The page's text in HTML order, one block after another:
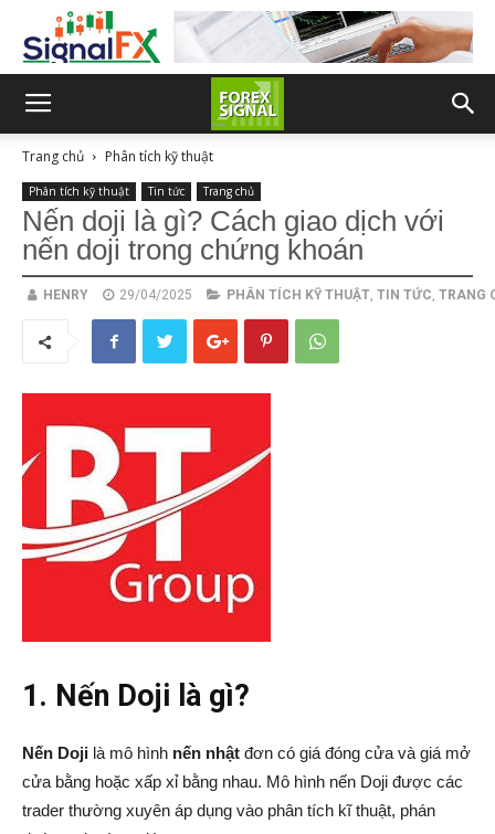
Trang chủ Phân tích kỹ thuật
Phân tích kỹ thuật Tin tức Trang chủ
Nến doji là gì? Cách giao dịch với
nến doji trong chứng khoán
HENRY 29/04/2025 PHÂN TÍCH KỸ THUẬT, TIN TỨC, TRANG
1. Nến Doji là gì?
Nến Doji là mô hình nến nhật đơn có giá đóng cửa và giá mở
cửa bằng hoặc xấp xỉ bằng nhau. Mô hình nến Doji được các
trader thường xuyên áp dụng vào phân tích kĩ thuật, phán